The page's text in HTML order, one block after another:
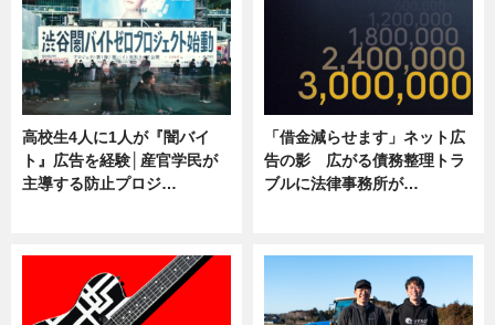
高校生4人に1人が『闇バイ
ト』広告を経験│産官学民が
主導する防止プロジ…
「借金減らせます」ネット広
告の影 広がる債務整理トラ
ブルに法律事務所が…